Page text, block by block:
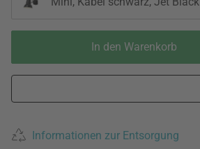
In den Warenkorb
Informationen zur Entsorgung